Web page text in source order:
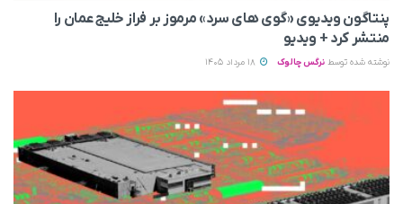
پنتاگون ویدیوی «گوی های سرد» مرموز بر فراز خلیج عمان را
منتشر کرد + ویدیو
نوشته شده توسط نرگس چالوک